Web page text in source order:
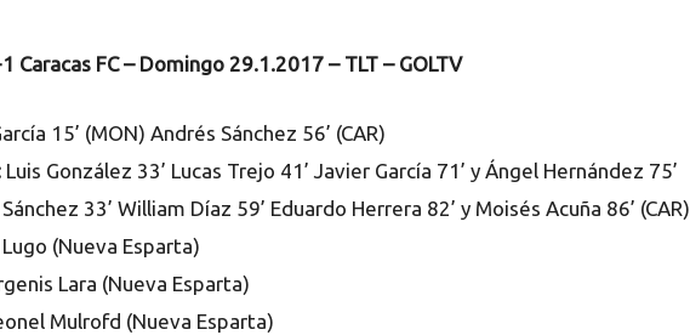
Caracas FC – Domingo 29.1.2017 – TLT – GOLTV
15’ (MON) Andrés Sánchez 56’ (CAR)
Luis González 33’ Lucas Trejo 41’ Javier García 71’ y Ángel Hernández 75’
33’ William Díaz 59’ Eduardo Herrera 82’ y Moisés Acuña 86’ (CAR)
Lugo (Nueva Esparta)
Lara (Nueva Esparta)
Mulrofd (Nueva Esparta)